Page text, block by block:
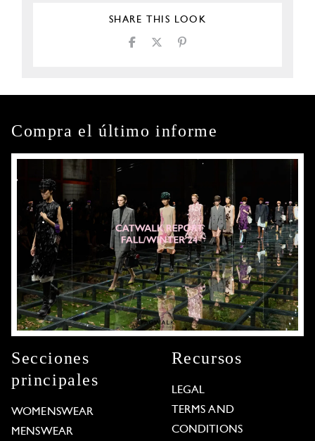
SHARE THIS LOOK
Compra el último informe
Secciones
principales
WOMENSWEAR
MENSWEAR
Recursos
LEGAL
TERMS AND
CONDITIONS